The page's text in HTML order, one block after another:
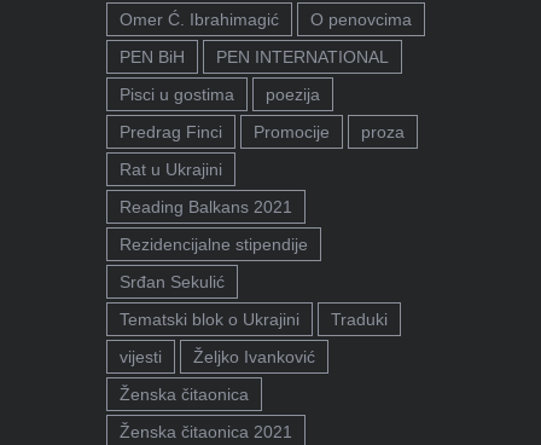
Omer Ć. Ibrahimagić
O penovcima
PEN BiH
PEN INTERNATIONAL
Pisci u gostima
poezija
Predrag Finci
Promocije
proza
Rat u Ukrajini
Reading Balkans 2021
Rezidencijalne stipendije
Srđan Sekulić
Tematski blok o Ukrajini
Traduki
vijesti
Željko Ivanković
Ženska čitaonica
Ženska čitaonica 2021